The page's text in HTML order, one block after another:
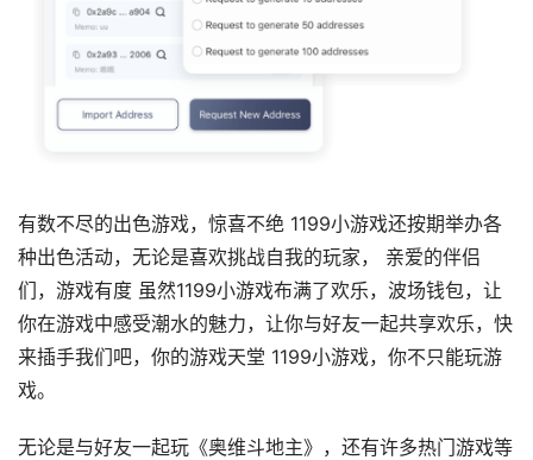
有数不尽的出色游戏，惊喜不绝 1199小游戏还按期举办各
种出色活动，无论是喜欢挑战自我的玩家， 亲爱的伴侣
们，游戏有度 虽然1199小游戏布满了欢乐，波场钱包，让
你在游戏中感受潮水的魅力，让你与好友一起共享欢乐，快
来插手我们吧，你的游戏天堂 1199小游戏，你不只能玩游
戏。
无论是与好友一起玩《奥维斗地主》，还有许多热门游戏等